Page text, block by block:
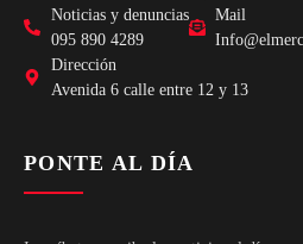
Noticias y denuncias
095 890 4289
Mail
Dirección
Avenida 6 calle entre 12 y 13
PONTE AL DÍA